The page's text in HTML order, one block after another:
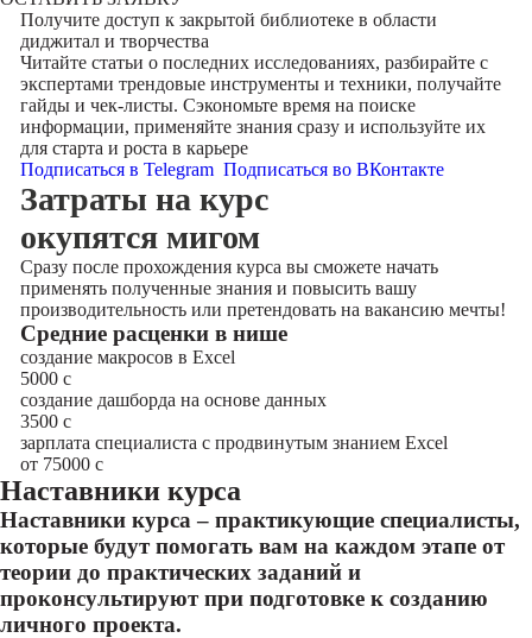
Получите доступ к закрытой библиотекев области
диджитал и творчества
Читайте статьи о последних исследованиях, разбирайте с
экспертами трендовые инструменты и техники, получайте
гайды и чек-листы. Сэкономьте время на поиске
информации, применяйте знания сразу и используйте их
для старта и роста в карьере
Подписаться в Telegram Подписаться во ВКонтакте
Затраты на курс
окупятся мигом
Сразу после прохождения курса вы сможете начать
применять полученные знания и повысить вашу
производительность или претендовать на вакансию мечты!
Cредние расценки в нише
создание макросов в Excel
5000 с
создание дашборда на основе данных
3500 с
зарплата специалиста с продвинутым знанием Excel
от 75000 с
Наставники курса
Наставники курса – практикующие специалисты,
которые будут помогать вам на каждом этапе от
теории до практических заданий и
проконсультируют при подготовке к созданию
личного проекта.